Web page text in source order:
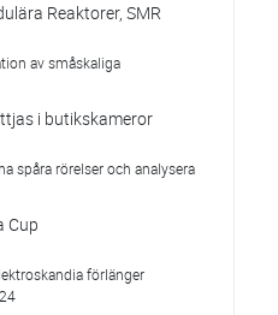
Reaktorer, SMR
av småskaliga
i butikskameror
spåra rörelser och analysera
Cup
förlänger